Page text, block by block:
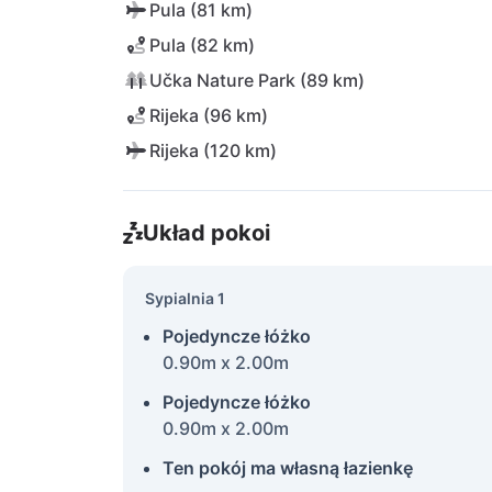
Pula (81 km)
Pula (82 km)
Učka Nature Park (89 km)
Rijeka (96 km)
Rijeka (120 km)
Układ pokoi
Sypialnia 1
Pojedyncze łóżko
0.90m x 2.00m
Pojedyncze łóżko
0.90m x 2.00m
Ten pokój ma własną łazienkę